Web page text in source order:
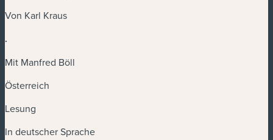
Von Karl Kraus
.
Mit Manfred Böll
Österreich
Lesung
In deutscher Sprache